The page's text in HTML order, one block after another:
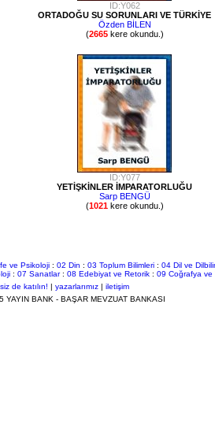
ID:Y062
ORTADOĞU SU SORUNLARI VE TÜRKİYE
Özden BİLEN
(2665kere okundu.)
ID:Y077
YETİŞKİNLER İMPARATORLUĞU
Sarp BENGÜ
(1021kere okundu.)
ve Psikoloji : 02 Din : 03 Toplum Bilimleri : 04 Dil ve
: 07 Sanatlar: 08 Edebiyat ve Retorik: 09 Coğrafya ve
siz de katılın! | yazarlarımız | iletişim
BANK - BAŞAR MEVZUAT BANKASI